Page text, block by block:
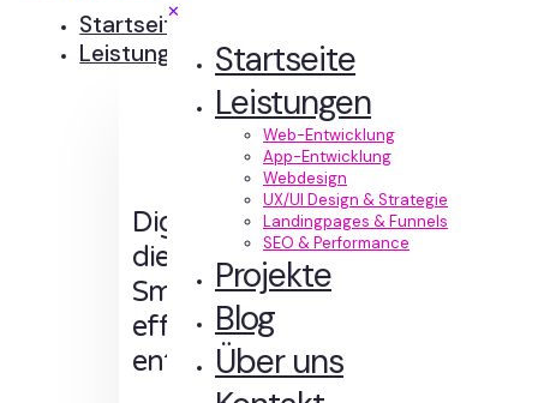
✕
Startseite
Leistungen
Web-Entwicklung
App-Entwicklung
Webdesign
UX/UI Design & Strategie
Landingpages & Funnels
SEO & Performance
Projekte
Blog
Über uns
Startseite
Leistungen
Digitale Erlebnisse,
die Sinn machen.
Smart designt und
effizient
entwickelt.